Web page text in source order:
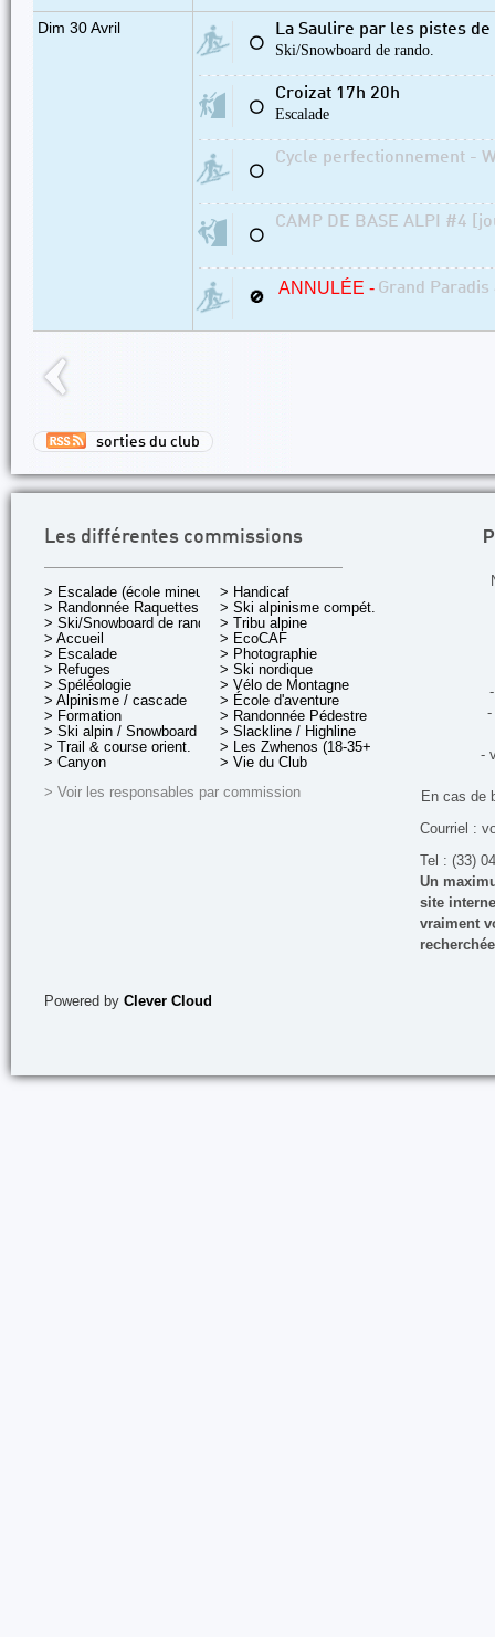
Dim 30 Avril
⚪
La Saulire par les pistes
Ski/Snowboard de rando.
⚪
Croizat 17h 20h
Escalade
⚪
Cycle perfectionnement -
⚪
CAMP DE BASE ALPI #4
🚫 ANNULÉE - Grand
sorties du club
Les différentes commissions
> Escalade (école mineurs)
> Randonnée Raquettes
> Ski/Snowboard de rando.
> Accueil
> Escalade
> Refuges
> Spéléologie
> Alpinisme / cascade
> Formation
> Ski alpin / Snowboard
> Trail & course orient.
> Canyon
> Handicaf
> Ski alpinisme compét.
> Tribu alpine
> EcoCAF
> Photographie
> Ski nordique
> Vélo de Montagne
> École d'aventure
> Randonnée Pédestre
> Slackline / Highline
> Les Zwhenos (18-35+ ans)
> Vie du Club
> Voir les responsables par commission
-
-
En cas de
Courriel :
Tel : (33)
Un
site
vraiment
Powered by Clever Cloud